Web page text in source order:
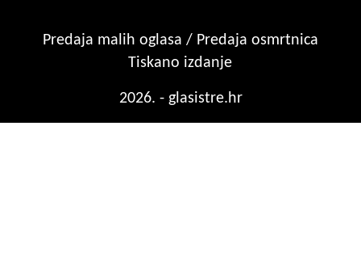
Predaja malih oglasa / Predaja osmrtnica
Tiskano izdanje
2026. - glasistre.hr